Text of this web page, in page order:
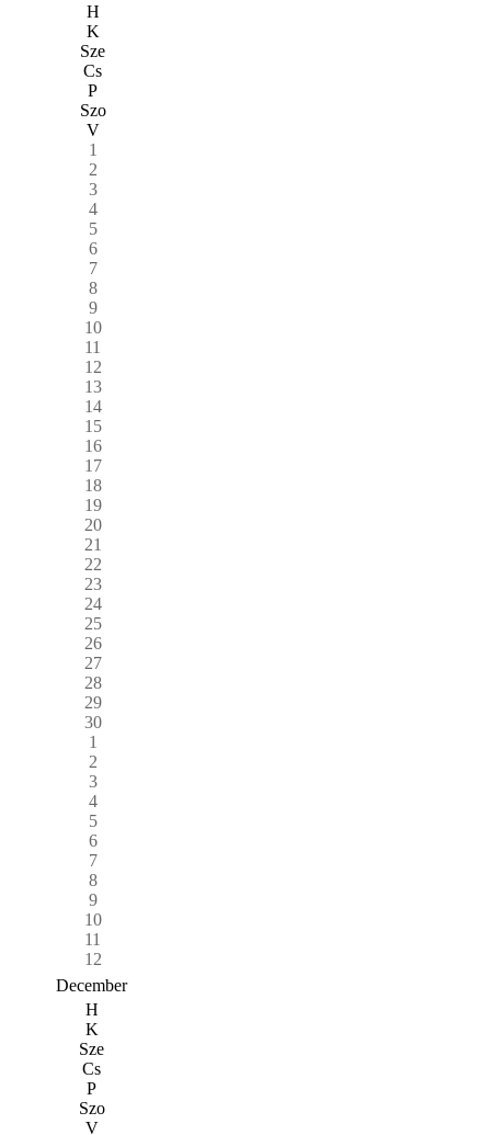
H
K
Sze
Cs
P
Szo
V
1
2
3
4
5
6
7
8
9
10
11
12
13
14
15
16
17
18
19
20
21
22
23
24
25
26
27
28
29
30
1
2
3
4
5
6
7
8
9
10
11
12
December
H
K
Sze
Cs
P
Szo
V